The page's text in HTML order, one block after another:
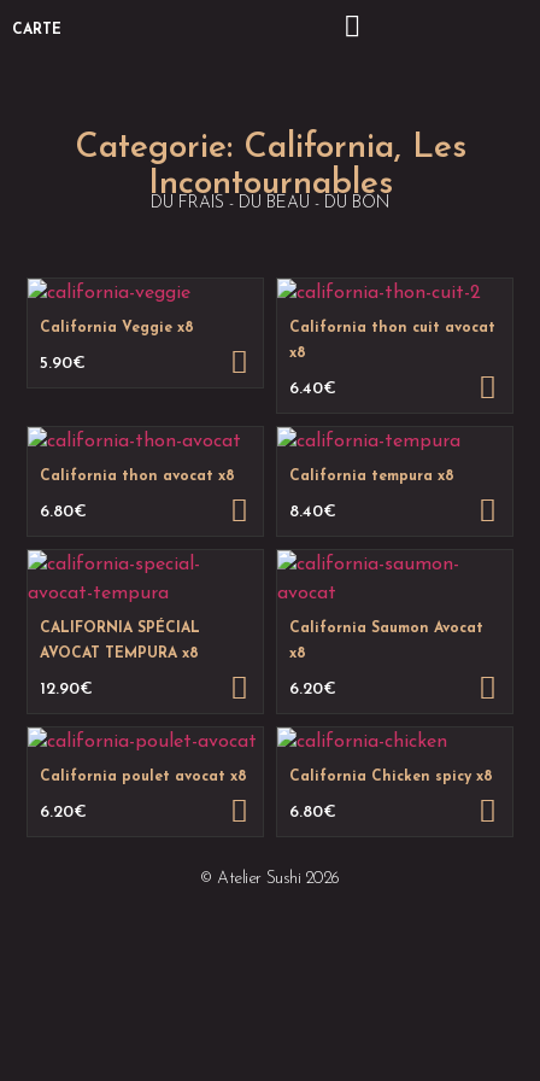
CARTE
Categorie: California, Les
Incontournables
DU FRAIS - DU BEAU - DU BON
California Veggie x8
5.90€
California thon cuit avocat
x8
6.40€
California thon avocat x8
6.80€
California tempura x8
8.40€
CALIFORNIA SPÉCIAL
AVOCAT TEMPURA x8
12.90€
California Saumon Avocat
x8
6.20€
California poulet avocat x8
6.20€
California Chicken spicy x8
6.80€
© Atelier Sushi 2026